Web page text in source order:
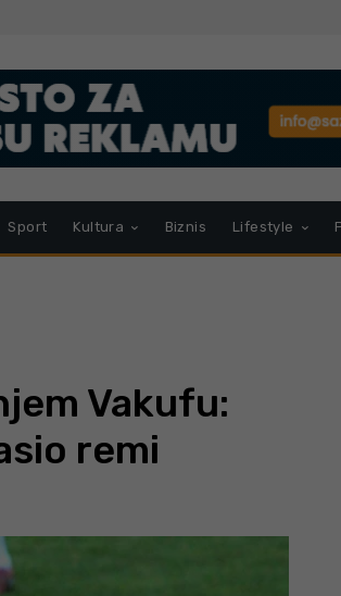
Sport Kultura Biznis Lifestyle
Vakufu:
remi